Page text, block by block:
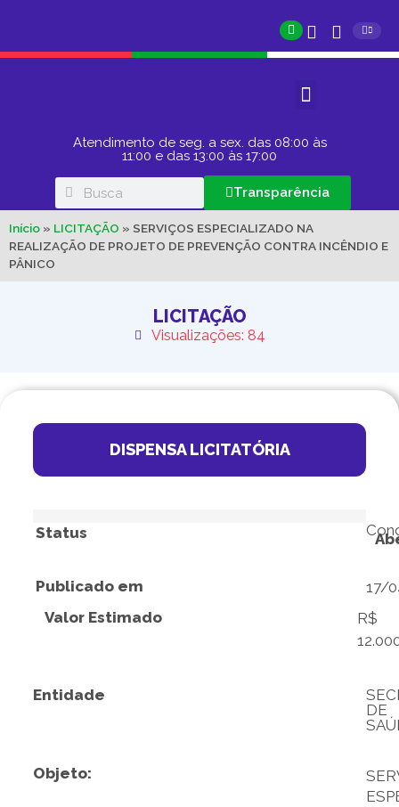
Atendimento de seg. a sex. das 08:00 às
11:00 e das 13:00 às 17:00
Transparência
Início » LICITAÇÃO » SERVIÇOS ESPECIALIZADO NA
REALIZAÇÃO DE PROJETO DE PREVENÇÃO CONTRA INCÊNDIO E
PÂNICO
LICITAÇÃO
Visualizações: 84
DISPENSA LICITATÓRIA
Status
Publicado em
17/
Valor Estimado
R$
Entidade
DE
Objeto: